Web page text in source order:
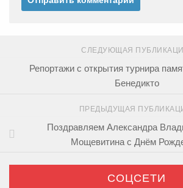
СЛЕДУЮЩАЯ
Репортажи с открытия турнира
Бенедикто
ПРЕДЫДУЩАЯ
Поздравляем Александра
Мощевитина с Днём
СОЦСЕТИ